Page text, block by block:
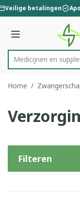
Ga naar de inhoud
1 van 1
Veilige betalingen
Menu
Product, merk,
Medic
Home /
Filteren